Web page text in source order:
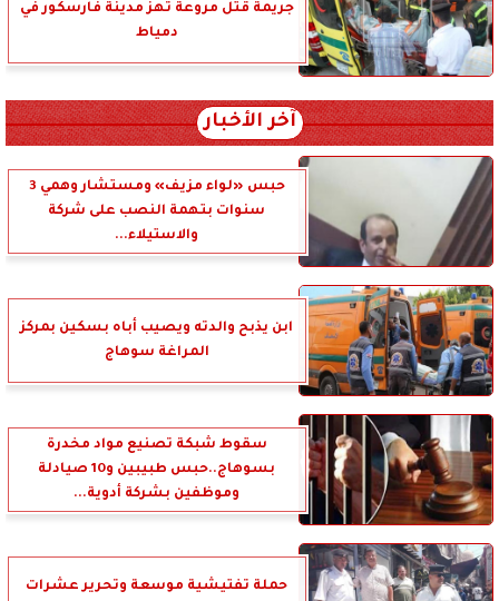
جريمة قتل مروعة تهز مدينة فارسكور في
دمياط
آخر الأخبار
حبس «لواء مزيف» ومستشار وهمي 3
سنوات بتهمة النصب على شركة
والاستيلاء...
ابن يذبح والدته ويصيب أباه بسكين بمركز
المراغة سوهاج
سقوط شبكة تصنيع مواد مخدرة
بسوهاج..حبس طبيبين و10 صيادلة
وموظفين بشركة أدوية...
حملة تفتيشية موسعة وتحرير عشرات